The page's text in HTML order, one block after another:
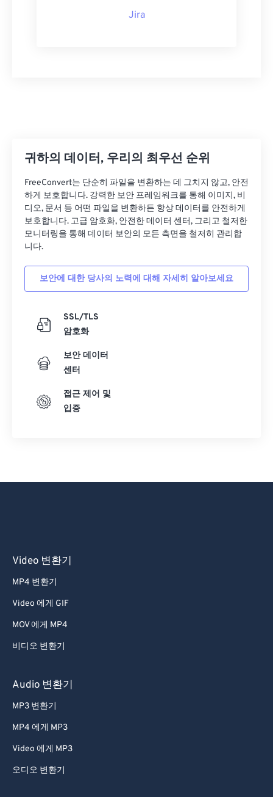
Jira
귀하의 데이터, 우리의 최우선 순위
FreeConvert는 단순히 파일을 변환하는 데 그치지 않고, 안전
하게 보호합니다. 강력한 보안 프레임워크를 통해 이미지, 비
디오, 문서 등 어떤 파일을 변환하든 항상 데이터를 안전하게
보호합니다. 고급 암호화, 안전한 데이터 센터, 그리고 철저한
모니터링을 통해 데이터 보안의 모든 측면을 철저히 관리합
니다.
보안에 대한 당사의 노력에 대해 자세히 알아보세요
SSL/TLS
암호화
보안 데이터
센터
접근 제어 및
입증
Video 변환기
MP4 변환기
Video 에게 GIF
MOV 에게 MP4
비디오 변환기
Audio 변환기
MP3 변환기
MP4 에게 MP3
Video 에게 MP3
오디오 변환기